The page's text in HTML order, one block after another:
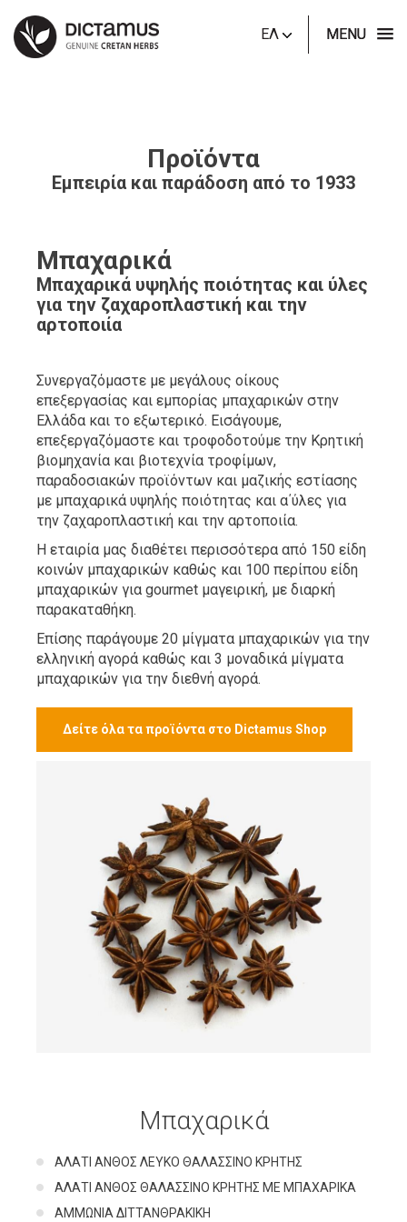
ΕΛ MENU
Προϊόντα
Εμπειρία και παράδοση από το 1933
Μπαχαρικά
Μπαχαρικά υψηλής ποιότητας και ύλες
για την ζαχαροπλαστική και την
αρτοποιία
Συνεργαζόμαστε με μεγάλους οίκους
επεξεργασίας και εμπορίας μπαχαρικών στην
Ελλάδα και το εξωτερικό. Εισάγουμε,
επεξεργαζόμαστε και τροφοδοτούμε την Κρητική
βιομηχανία και βιοτεχνία τροφίμων,
παραδοσιακών προϊόντων και μαζικής εστίασης
με μπαχαρικά υψηλής ποιότητας και α΄ύλες για
την ζαχαροπλαστική και την αρτοποιία.
Η εταιρία μας διαθέτει περισσότερα από 150 είδη
κοινών μπαχαρικών καθώς και 100 περίπου είδη
μπαχαρικών για gourmet μαγειρική, με διαρκή
παρακαταθήκη.
Επίσης παράγουμε 20 μίγματα μπαχαρικών για την
ελληνική αγορά καθώς και 3 μοναδικά μίγματα
μπαχαρικών για την διεθνή αγορά.
Δείτε όλα τα προϊόντα στο Dictamus Shop
Μπαχαρικά
ΑΛΑΤΙ ΑΝΘΟΣ ΛΕΥΚΟ ΘΑΛΑΣΣΙΝΟ ΚΡΗΤΗΣ
ΑΛΑΤΙ ΑΝΘΟΣ ΘΑΛΑΣΣΙΝΟ ΚΡΗΤΗΣ ΜΕ ΜΠΑΧΑΡΙΚΑ
ΑΜΜΩΝΙΑ ΔΙΤΤΑΝΘΡΑΚΙΚΗ